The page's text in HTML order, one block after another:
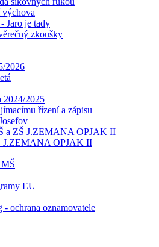
výchova
Jaro je tady
zkoušky
2026
2024/2025
řízení a zápisu
a ZŠ J.ZEMANA OPJAK II
J.ZEMANA OPJAK II
EU
ochrana oznamovatele